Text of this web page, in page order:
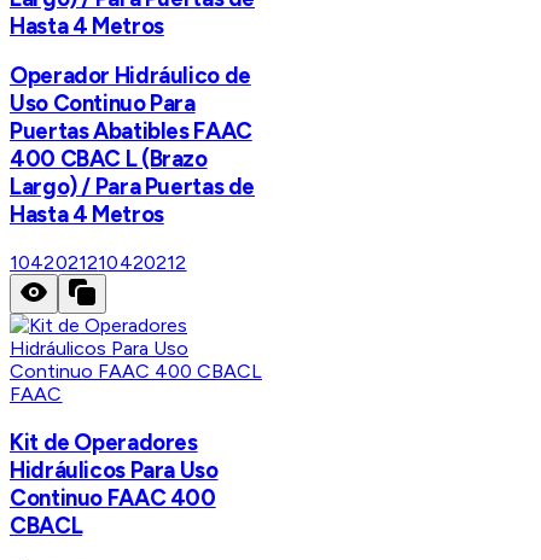
Hasta 4 Metros
Operador Hidráulico de
Uso Continuo Para
Puertas Abatibles FAAC
400 CBAC L (Brazo
Largo) / Para Puertas de
Hasta 4 Metros
1042021210420212
FAAC
Kit de Operadores
Hidráulicos Para Uso
Continuo FAAC 400
CBACL